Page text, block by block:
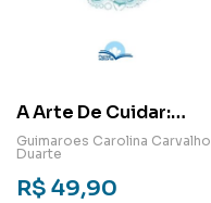
A Arte De Cuidar:
Espiritualidade do
Cuidado na Relação
Mãe-Bebê
Guimaroes Carolina Carvalho
Duarte
R$ 49,90